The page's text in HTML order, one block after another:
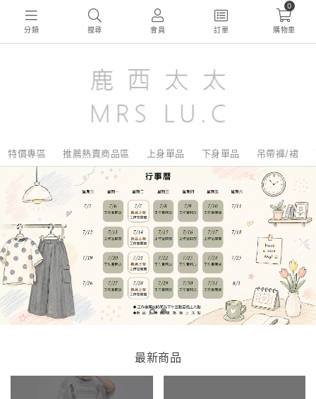
分類 搜尋 會員 訂單
0
購物車
特價專區 推薦熱賣商品區 上身單品 下身單品 吊帶褲/裙
最新商品